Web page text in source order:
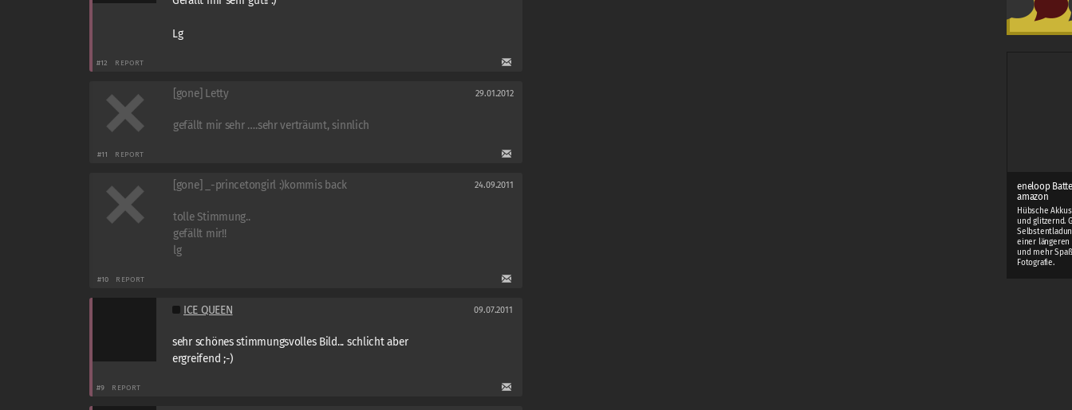
eneloop
amazon
Hübsche
und glitzernd.
einer
und mehr
Fotografie.
Lg
#12 REPORT
[gone] Letty 29.01.2012
gefällt mir sehr ….sehr verträumt, sinnlich
#11 REPORT
[gone] _-princetongirl :)kommis back 24.09.2011
tolle Stimmung..
gefällt mir!!
lg
#10 REPORT
ICE QUEEN 09.07.2011
sehr schönes stimmungsvolles Bild... schlicht aber
ergreifend ;-)
#9 REPORT